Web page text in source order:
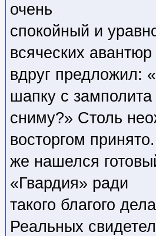
очень
спокойный и
всяческих авантюр
вдруг предложил:
шапку с замполита
сниму?» Столь
восторгом
же нашелся
«Гвардия» ради
такого благого
Реальных